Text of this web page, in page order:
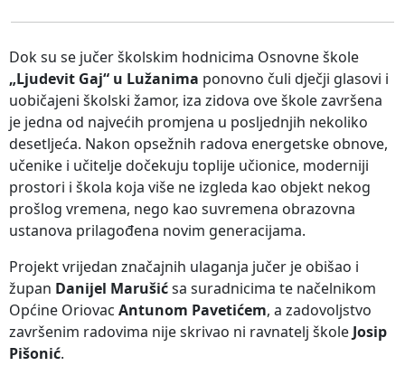
Dok su se jučer školskim hodnicima Osnovne škole
„Ljudevit Gaj“ u Lužanima ponovno čuli dječji glasovi i
uobičajeni školski žamor, iza zidova ove škole završena
je jedna od najvećih promjena u posljednjih nekoliko
desetljeća. Nakon opsežnih radova energetske obnove,
učenike i učitelje dočekuju toplije učionice, moderniji
prostori i škola koja više ne izgleda kao objekt nekog
prošlog vremena, nego kao suvremena obrazovna
ustanova prilagođena novim generacijama.
Projekt vrijedan značajnih ulaganja jučer je obišao i
župan Danijel Marušićsa suradnicima te načelnikom
Općine Oriovac Antunom Pavetićem, a zadovoljstvo
završenim radovima nije skrivao ni ravnatelj škole Josip
Pišonić.